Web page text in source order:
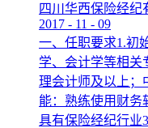
四川华西保险经纪
2017 - 11 - 09
一、任职要求1.初
学、会计学等相关
理会计师及以上；
能：熟练使用财务
具有保险经纪行业